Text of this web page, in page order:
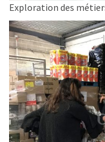
Exploration des